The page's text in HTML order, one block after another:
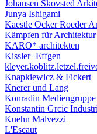
Johansen Skovsted
Junya Ishigami
Kaestle Ocker Roeder
Kämpfen für Architektur
KARO* architekten
Kissler+Effgen
Knapkiewicz & Fickert
Knerer und Lang
Konradin Mediengruppe
Konstantin Grcic
Kuehn Malvezzi
L'Escaut